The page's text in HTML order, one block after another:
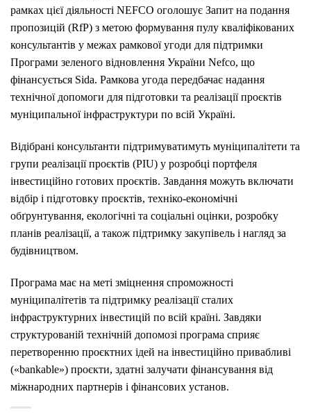
рамках цієї діяльності NEFCO оголошує Запит на подання
пропозицій (RfP) з метою формування пулу кваліфікованих
консультантів у межах рамкової угоди для підтримки
Програми зеленого відновлення України Nefco, що
фінансується Sida. Рамкова угода передбачає надання
технічної допомоги для підготовки та реалізації проєктів
муніципальної інфраструктури по всій Україні.
Відібрані консультанти підтримуватимуть муніципалітети та
групи реалізації проєктів (PIU) у розробці портфеля
інвестиційно готових проєктів. Завдання можуть включати
відбір і підготовку проєктів, техніко-економічні
обґрунтування, екологічні та соціальні оцінки, розробку
планів реалізації, а також підтримку закупівель і нагляд за
будівництвом.
Програма має на меті зміцнення спроможності
муніципалітетів та підтримку реалізації сталих
інфраструктурних інвестицій по всій країні. Завдяки
структурованій технічній допомозі програма сприяє
перетворенню проєктних ідей на інвестиційно привабливі
(«bankable») проєкти, здатні залучати фінансування від
міжнародних партнерів і фінансових установ.